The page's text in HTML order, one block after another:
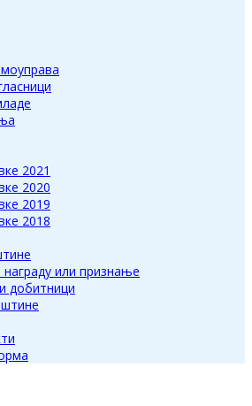
2021
2020
2019
2018
награду или признање
добитници